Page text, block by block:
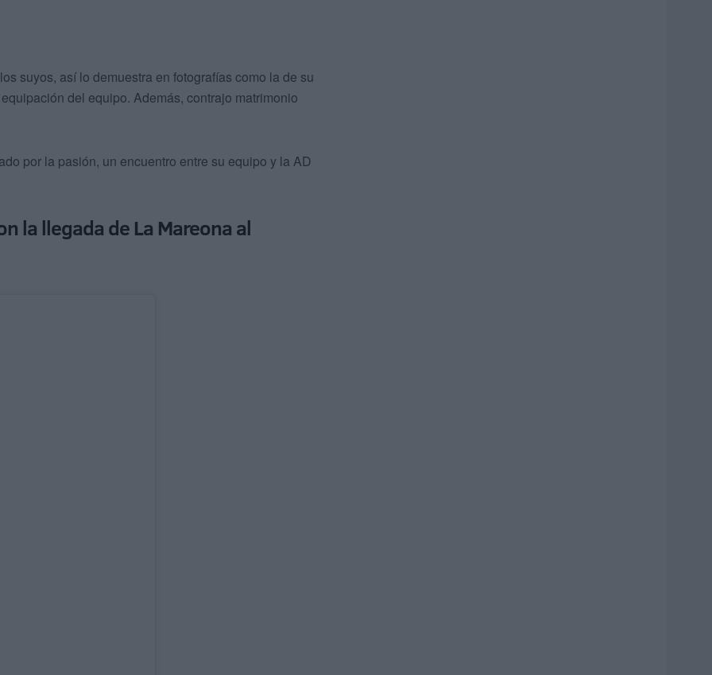
suyos, así lo demuestra en fotografías como la de su
del equipo. Además, contrajo matrimonio
por la pasión, un encuentro entre su equipo y la AD
la llegada de La Mareona al